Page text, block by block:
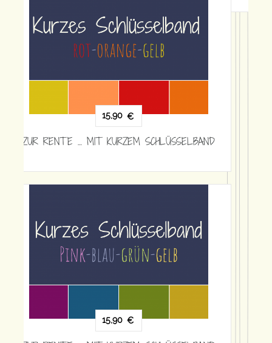
ÜBERSICHT
WIDERRUFSRECHT
ZAHLUNGSARTEN
DATENSCHUTZERKLÄRUNG